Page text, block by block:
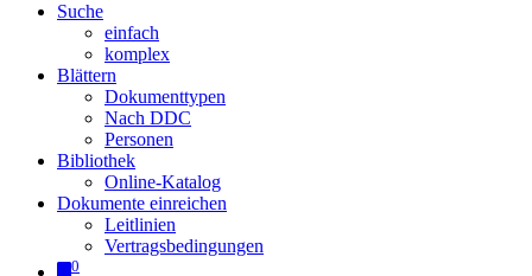
Suche
einfach
komplex
Blättern
Dokumenttypen
Nach DDC
Personen
Bibliothek
Online-Katalog
Dokumente einreichen
Leitlinien
Vertragsbedingungen
0